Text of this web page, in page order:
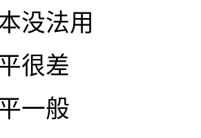
没法用
很差
一般